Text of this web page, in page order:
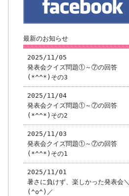
最新のお知らせ
2025/11/05
発表会クイズ問題①～⑦の回答
(*^^*)その3
2025/11/04
発表会クイズ問題①～⑦の回答
(*^^*)その2
2025/11/03
発表会クイズ問題①～⑦の回答
(*^^*)その1
2025/11/01
暑さに負けず、楽しかった発表会＼
(^o^)／